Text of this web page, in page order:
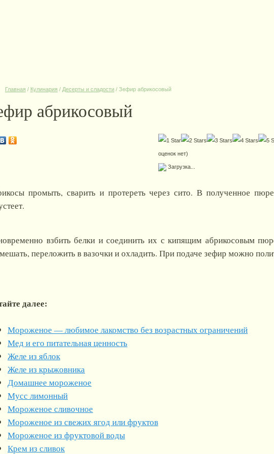
Главная / Кулинария / Десерты и сладости / Зефир абрикосовый
абрикосовый
оценок нет)
Загрузка...
промыть, сварить и протереть через сито. В полученное
взбить белки и соединить их с кипящим абрикосовым
переложить в вазочки и охладить. При подаче зефир можно
далее:
Мороженое — любимое лакомство без возрастных ограничений
Мед и его питательная ценность
Желе из яблок
Желе из крыжовника
Домашнее мороженое
Мусс лимонный
Мороженое сливочное
Мороженое из свежих ягод или фруктов
Мороженое из фруктовой воды
Крем из сливок